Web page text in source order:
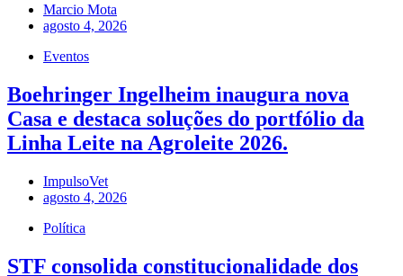
Marcio Mota
agosto 4, 2026
Eventos
Boehringer Ingelheim inaugura nova
Casa e destaca soluções do portfólio da
Linha Leite na Agroleite 2026.
ImpulsoVet
agosto 4, 2026
Política
STF consolida constitucionalidade dos